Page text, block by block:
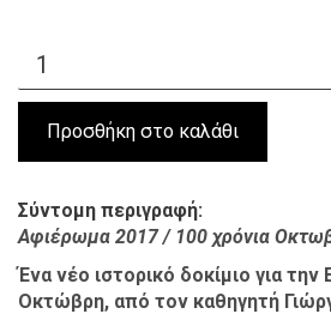
Σύντομη περιγραφή
Αφιέρωμα 2017 / 100 χρόνια
Ένα νέο ιστορικό δοκίμιο για
Οκτώβρη, από τον καθηγητή